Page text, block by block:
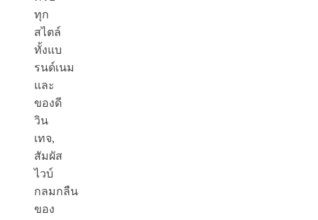
ทุก
สไตล์
ทั้งแบ
รนด์เนม
และ
ของดี
วิน
เทจ,
สัมผัส
ไวบ์
กลมกลืน
ของ